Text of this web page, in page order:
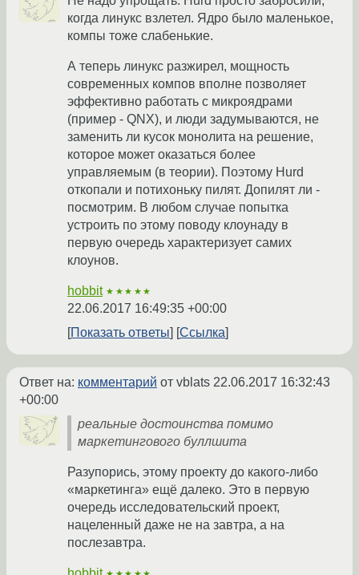
когда линукс взлетел. Ядро было маленькое,
компы тоже слабенькие.
А теперь линукс разжирел, мощность
современных компов вполне позволяет
эффективно работать с микроядрами
(пример - QNX), и люди задумываются, не
заменить ли кусок монолита на решение,
которое может оказаться более
управляемым (в теории). Поэтому Hurd
откопали и потихоньку пилят. Допилят ли -
посмотрим. В любом случае попытка
устроить по этому поводу клоунаду в
первую очередь характеризует самих
клоунов.
hobbit ★★★★★
22.06.2017 16:49:35 +00:00
Показать ответы
Ссылка
Ответ на: комментарий от vblats 22.06.2017 16:32:43
+00:00
реальные достоинства помимо
маркетингового буллшита
Разупорись, этому проекту до какого-либо
«маркетинга» ещё далеко. Это в первую
очередь исследовательский проект,
нацеленный даже не на завтра, а на
послезавтра.